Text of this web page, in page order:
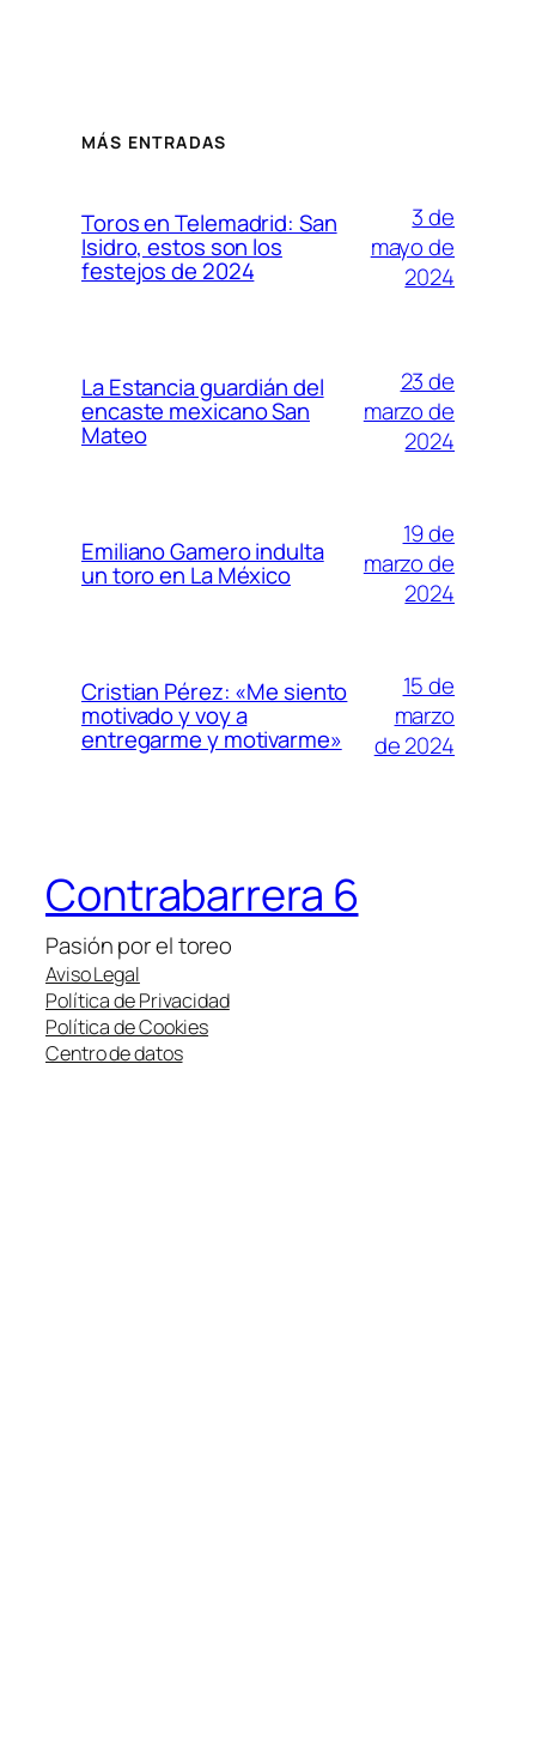
MÁS ENTRADAS
Toros en Telemadrid: San
Isidro, estos son los
festejos de 2024
3 de
mayo de
2024
La Estancia guardián del
encaste mexicano San
Mateo
23 de
marzo de
2024
Emiliano Gamero indulta
un toro en La México
19 de
marzo de
2024
Cristian Pérez: «Me siento
motivado y voy a
entregarme y motivarme»
15 de
marzo
de 2024
Contrabarrera 6
Pasión por el toreo
Aviso Legal
Política de Privacidad
Política de Cookies
Centro de datos